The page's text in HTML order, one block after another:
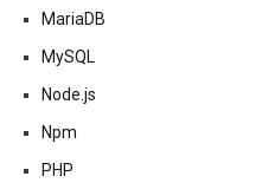
MariaDB
MySQL
Node.js
Npm
PHP